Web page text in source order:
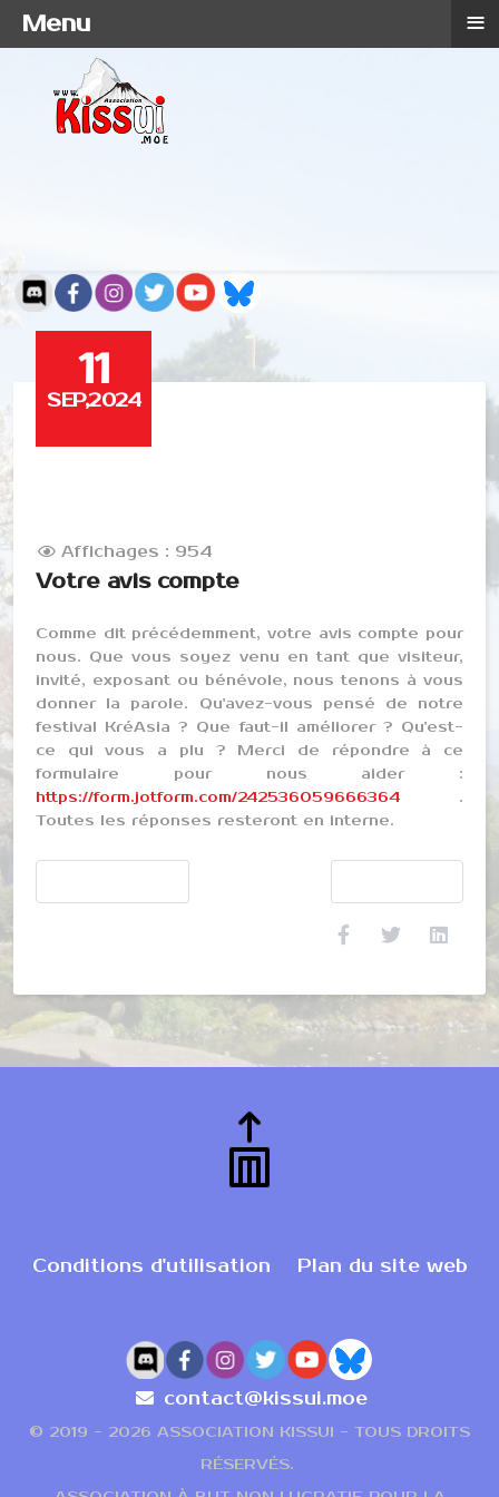
11
SEP,2024
Affichages : 954
Votre avis compte
Comme dit précédemment, votre avis compte pour
nous. Que vous soyez venu en tant que visiteur,
invité, exposant ou bénévole, nous tenons à vous
donner la parole. Qu'avez-vous pensé de notre
festival KréAsia ? Que faut-il améliorer ? Qu'est-
ce qui vous a plu ? Merci de répondre à ce
formulaire pour nous aider :
https://form.jotform.com/242536059666364 .
Toutes les réponses resteront en interne.
Conditions d'utilisation Plan du site web
contact@kissui.moe
© 2019 - 2026 ASSOCIATION KISSUI - TOUS DROITS
RÉSERVÉS.
Menu ≡